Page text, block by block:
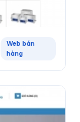
Web bán
hàng